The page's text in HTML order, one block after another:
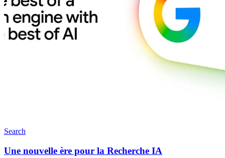
Search
Une nouvelle ère pour la Recherche IA